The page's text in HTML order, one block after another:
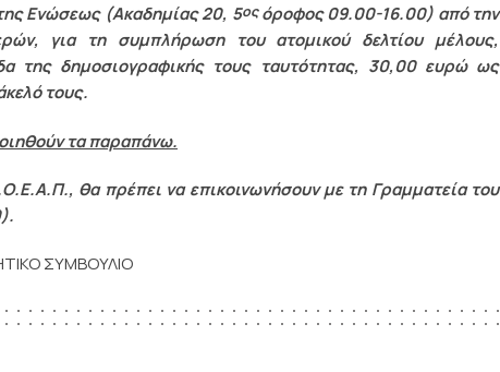
Ενώσεως (Ακαδημίας 20, 5οςόροφος 09.00-16.00) από την
για τη συμπλήρωση του ατομικού δελτίου μέλους,
της δημοσιογραφικής τους ταυτότητας, 30,00 ευρώ ως
τους.
τα παραπάνω.
θα πρέπει να επικοινωνήσουν με τη Γραμματεία του
ΣΥΜΒΟΥΛΙΟ